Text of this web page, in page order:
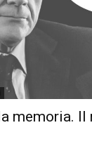
memoria. Il